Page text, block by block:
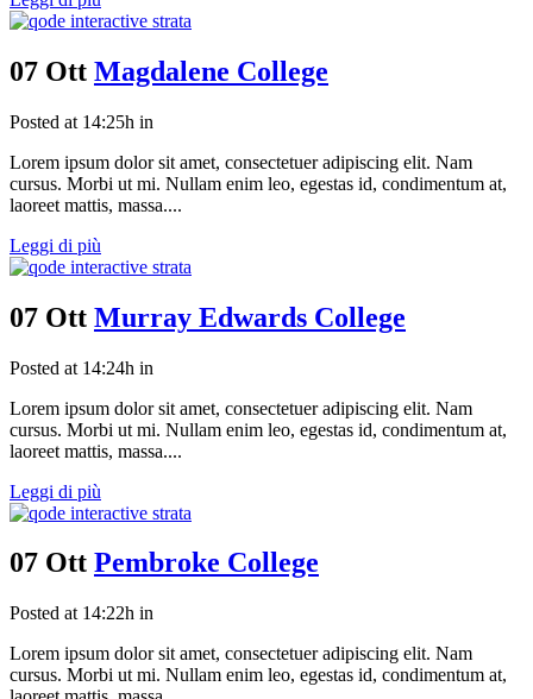
07 Ott Magdalene College
Posted at 14:25h in
Lorem ipsum dolor sit amet, consectetuer adipiscing elit. Nam
cursus. Morbi ut mi. Nullam enim leo, egestas id, condimentum at,
laoreet mattis, massa....
Leggi di più
07 Ott Murray Edwards College
Posted at 14:24h in
Lorem ipsum dolor sit amet, consectetuer adipiscing elit. Nam
cursus. Morbi ut mi. Nullam enim leo, egestas id, condimentum at,
laoreet mattis, massa....
Leggi di più
07 Ott Pembroke College
Posted at 14:22h in
Lorem ipsum dolor sit amet, consectetuer adipiscing elit. Nam
cursus. Morbi ut mi. Nullam enim leo, egestas id, condimentum at,